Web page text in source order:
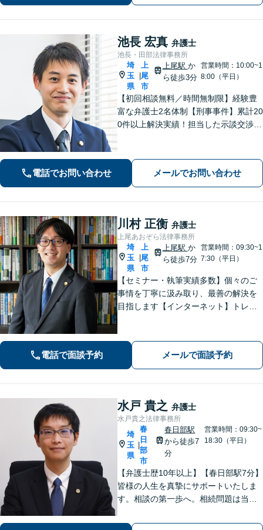
署5分【初回面談30分無料】
池長 宏真 弁護士
池長・田部法律事務所
埼
玉
県
上
尾
市
上尾駅 か
ら徒歩3分
営業時間：10:00~1
8:00（平日）
【初回相談無料／時間無制限】経験豊
富な弁護士2名体制【刑事事件】累計20
0件以上解決実績！担当した示談交渉の
料請求や財産分与、親権、養育費な
ど、累計200件以上の解決実績【上尾駅
3分】
電話でお問い合わせ メールでお問い合わせ
川村 正衡 弁護士
上尾あおぞら法律事務所
埼
玉
県
上
尾
市
上尾駅 か
ら徒歩7分
営業時間：09:30~1
7:30（平日）
【セミナー・執筆実績多数】個々のご
事情を丁寧に汲み取り、最善の解決を
目指します【インターネット】トレン
題】検討段階、協議から訴訟まで。あ
らゆるフェーズに対応【上尾駅7分】
電話で面談予約 メールで面談予約
水戸 貴之 弁護士
水戸貴之法律事務所
埼
玉
県
|
春
日
部
市
春日部駅
から徒歩7
分
営業時間：09:30~
18:30（平日）
【弁護士歴10年以上】【春日部駅7分】
皆様の人生を真摯にサポートいたしま
す。相談の第一歩へ。相続問題は当事
う。交通事故は弁護士登録以来、多数